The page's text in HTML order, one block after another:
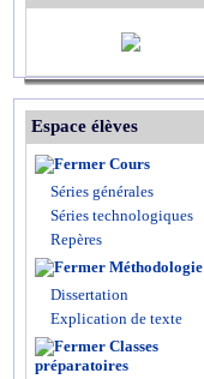
Espace élèves
Cours
Séries générales
Séries technologiques
Repères
Méthodologie
Dissertation
Explication de texte
Classes
préparatoires